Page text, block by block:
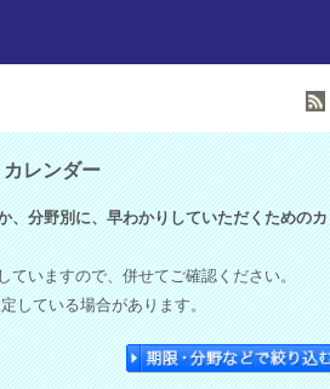
レンダー
分野別に、早わかりしていただくためのカ
ていますので、併せてご確認ください。
している場合があります。